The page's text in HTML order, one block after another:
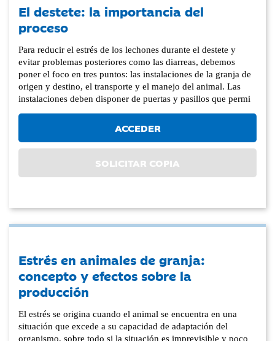
El destete: la importancia del
proceso
Para reducir el estrés de los lechones durante el destete y
evitar problemas posteriores como las diarreas, debemos
poner el foco en tres puntos: las instalaciones de la granja de
origen y destino, el transporte y el manejo del animal. Las
instalaciones deben disponer de puertas y pasillos que permi
ACCEDER
SOLICITAR COPIA
Estrés en animales de granja:
concepto y efectos sobre la
producción
El estrés se origina cuando el animal se encuentra en una
situación que excede a su capacidad de adaptación del
organismo, sobre todo si la situación es imprevisible y poco